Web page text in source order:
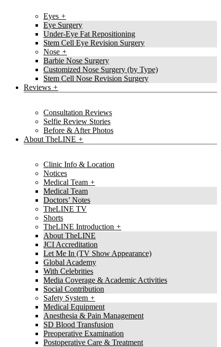
Eyes
Eye Surgery
Under-Eye Fat Repositioning
Stem Cell Eye Revision Surgery
Nose
Barbie Nose Surgery
Customized Nose Surgery (by Type)
Stem Cell Nose Revision Surgery
Reviews
Consultation Reviews
Selfie Review Stories
Before & After Photos
About TheLINE
Clinic Info & Location
Notices
Medical Team
Medical Team
Doctors’ Notes
TheLINE TV
Shorts
TheLINE Introduction
About TheLINE
JCI Accreditation
Let Me In (TV Show Appearance)
Global Academy
With Celebrities
Media Coverage & Academic Activities
Social Contribution
Safety System
Medical Equipment
Anesthesia & Pain Management
SD Blood Transfusion
Preoperative Examination
Postoperative Care & Treatment